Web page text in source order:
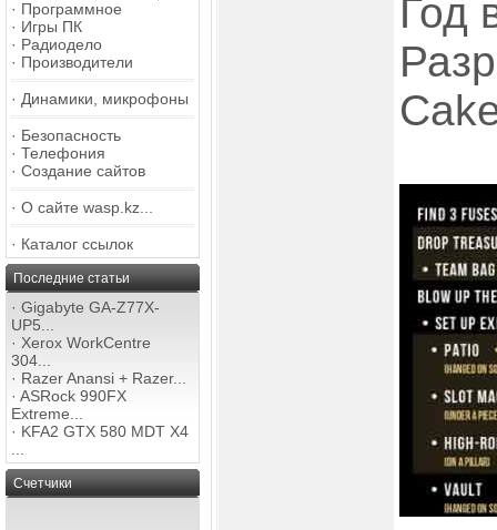
· Программное
· Игры ПК
· Радиодело
· Производители
· Динамики, микрофоны
· Безопасность
· Телефония
· Создание сайтов
· О сайте wasp.kz...
· Каталог ссылок
Последние статьи
· Gigabyte GA-Z77X-
UP5...
· Xerox WorkCentre
304...
· Razer Anansi + Razer...
· ASRock 990FX
Extreme...
· KFA2 GTX 580 MDT X4
Счетчики
Год